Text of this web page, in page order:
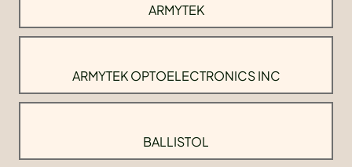
ARMYTEK
ARMYTEK OPTOELECTRONICS INC
BALLISTOL